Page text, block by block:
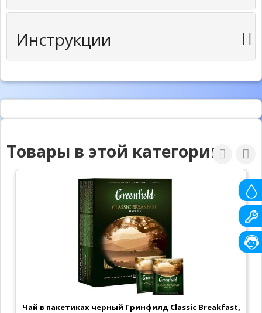
Инструкции
Товары в этой категории
Чай в пакетиках черный Гринфилд Classic Breakfast,